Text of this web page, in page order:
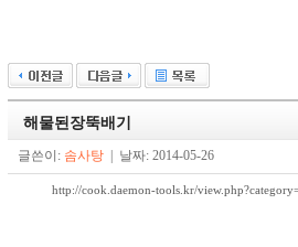
해물된장뚝배기
글쓴이: 솜사탕 | 날짜: 2014-05-26
http://cook.daemon-tools.kr/